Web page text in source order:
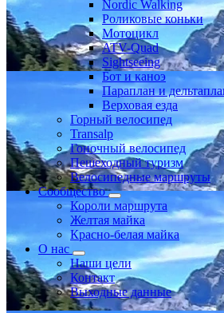
Nordic Walking
Роликовые коньки
Мотоцикл
ATV-Quad
Sightseeing
Бот и каноэ
Параплан и
Верховая езда
Горный велосипед
Transalp
Гоночный велосипед
Пешеходный туризм
Велосипедные маршруты
Сообщество
Короли маршрута
Желтая майка
Красно-белая майка
О нас
Наши цели
Контакт
Выходные данные